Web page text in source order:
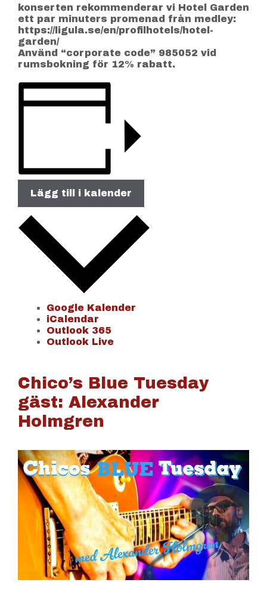
konserten rekommenderar vi Hotel Garden
ett par minuters promenad från medley:
https://ligula.se/en/profilhotels/hotel-
garden/
Använd “corporate code” 985052 vid
rumsbokning för 12% rabatt.
Lägg till i kalender
Google Kalender
iCalendar
Outlook 365
Outlook Live
Chico’s Blue Tuesday
gäst: Alexander
Holmgren